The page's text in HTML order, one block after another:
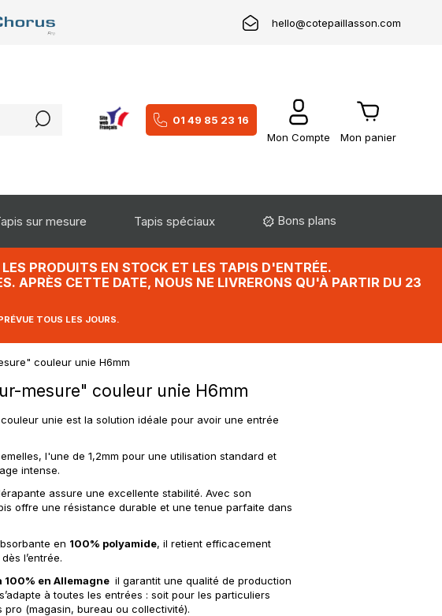
hello@cotepaillasson.com
01 49 85 23 16
Mon Compte
Mon panier
sur mesure Tapis spéciaux Bons plans
PRODUITS EN STOCK ET LES TAPIS D'ENTRÉE.
APRÈS CETTE DATE, NOUS NE LIVRERONS QU'À PARTIR DU 23
TOUS LES JOURS.
couleur unie H6mm
mesure" couleur unie H6mm
unie est la solution idéale pour avoir une entrée
l'une de 1,2mm pour une utilisation standard et
intense.
assure une excellente stabilité. Avec son
offre une résistance durable et une tenue parfaite dans
en 100% polyamide, il retient efficacement
l’entrée.
100% en Allemagne il garantit une qualité de production
à toutes les entrées : soit pour les particuliers
pro (magasin, bureau ou collectivité).